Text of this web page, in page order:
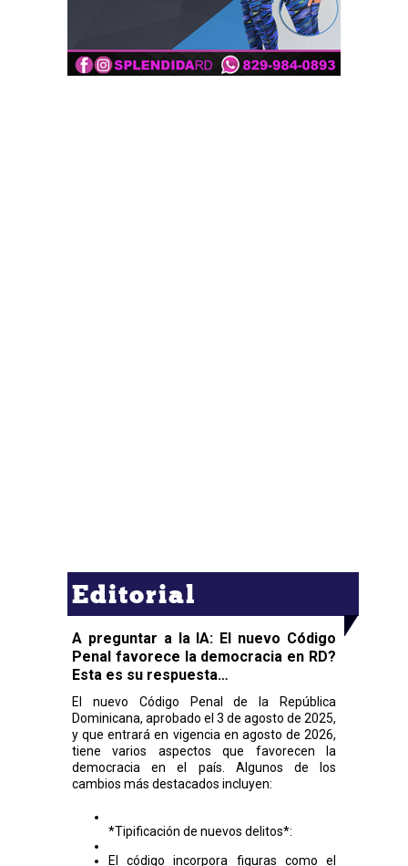
Editorial
A preguntar a la IA: El nuevo Código
Penal favorece la democracia en RD?
Esta es su respuesta…
El nuevo Código Penal de la República
Dominicana, aprobado el 3 de agosto de 2025,
y que entrará en vigencia en agosto de 2026,
tiene varios aspectos que favorecen la
democracia en el país. Algunos de los
cambios más destacados incluyen:
*Tipificación de nuevos delitos*:
El código incorpora figuras como el